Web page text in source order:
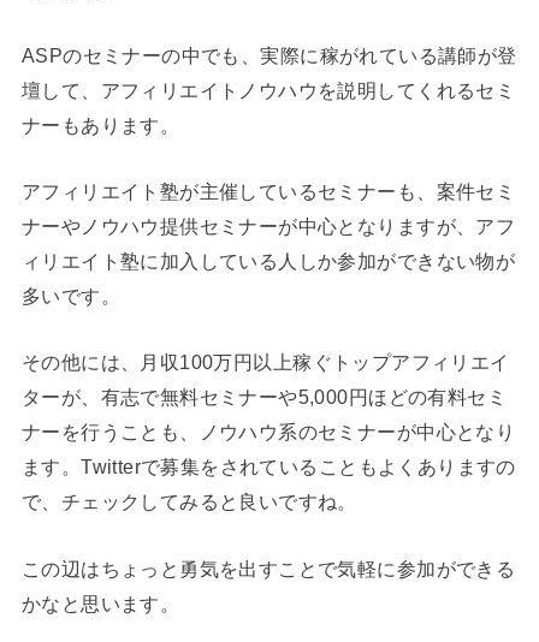
ASPのセミナーの中でも、実際に稼がれている講師が登
壇して、アフィリエイトノウハウを説明してくれるセミ
ナー もあります。
アフィリエイト塾が主催しているセミナーも、案件セミ
ナーやノウハウ提供セミナーが中心となりますが、 アフ
ィリエイト塾に加入している人しか参加ができない物が
多いです。
その他には、
月収100万円以上稼ぐトップアフィリエイ
ターが、有志で無料セミナーや5,000円ほどの有料セミ
ナーを行うことも
、ノウハウ系のセミナーが中心となり
ます。Twitterで募集をされていることもよくありますの
で、チェックしてみると良いですね。
この辺はちょっと勇気を出すことで気軽に参加ができる
かなと思います。